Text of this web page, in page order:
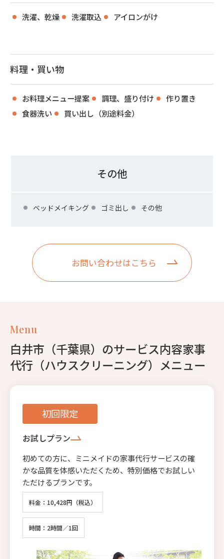
洗濯、乾燥 洗濯取込 アイロンがけ
料理・買い物
お料理メニュー提案 調理、盛り付け
作り置き
食器洗い
買い出し（別途料金）
その他
ベッドメイキング ゴミ出し その他
お問い合わせはこちら
Menu
白井市（千葉県）のサービス内容家事
代行（ハウスクリーニング）メニュー
初回限定
お試しプラン
初めての方に、ミニメイドの家事代行サービスの確
かな品質を体感いただくため、特別価格でお試しい
ただけるプランです。
料金：10,428円（税込）
時間：2時間／1回